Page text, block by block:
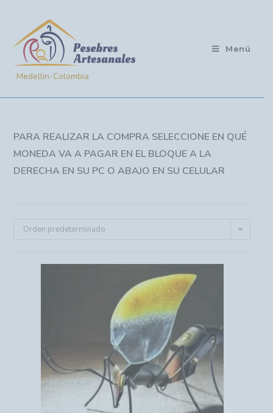
Menú
PARA REALIZAR LA COMPRA SELECCIONE EN QUÉ
MONEDA VA A PAGAR EN EL BLOQUE A LA
DERECHA EN SU PC O ABAJO EN SU CELULAR
Orden predeterminado